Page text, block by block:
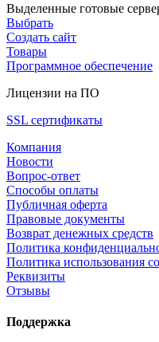
Выделенные готовые
Выбрать
Создать сайт
Товары
Программное обеспечение
Лицензии на ПО
SSL сертификаты
Компания
Новости
Вопрос-ответ
Способы оплаты
Публичная оферта
Правовые документы
Возврат денежных средств
Политика
Политика использования
Реквизиты
Отзывы
Поддержка